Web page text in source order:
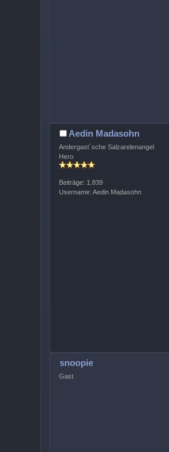
Aedin Madasohn
Andergast´sche Salzarelenangel
Hero
Beiträge: 1.839
Username: Aedin Madasohn
snoopie
Gast